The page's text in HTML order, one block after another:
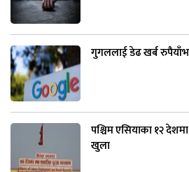
गुगललाई डेढ खर्ब
पश्चिम एसियाका १२
खुला